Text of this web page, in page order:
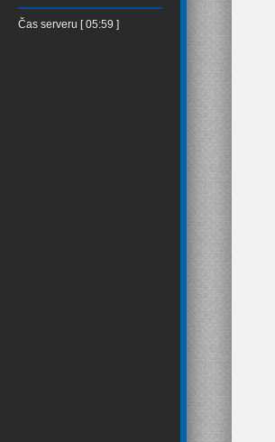
Čas serveru [ 05:59 ]